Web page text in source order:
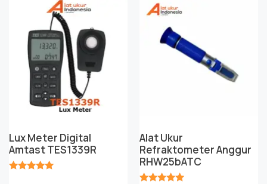
Lux Meter Digital
Amtast TES1339R
Alat Ukur
Refraktometer Anggur
RHW25bATC